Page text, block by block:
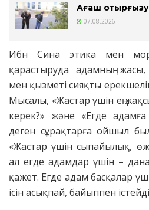
Ағаш
07.08.2026
Ибн Сина этика мен
қарастыруда адамның
мен қызметі сияқты
Мысалы, «Жастар үшін ең
керек?» және «Егде
деген сұрақтарға ойшыл
«Жастар үшін сыпайылық,
ал егде адамдар үшін –
қажет. Егде адам басқалар
ісін асықпай, байыппен